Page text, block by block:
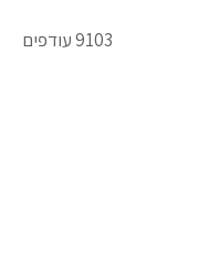
מק"ט
9103 עודפים